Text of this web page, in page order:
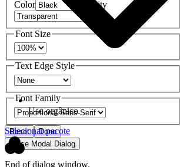
Color
Opacity
Font Size
Text Edge Style
Font Family
Reset
Done
Close Modal Dialog
End of dialog window.
Uso orgânico
Selecionar pacote